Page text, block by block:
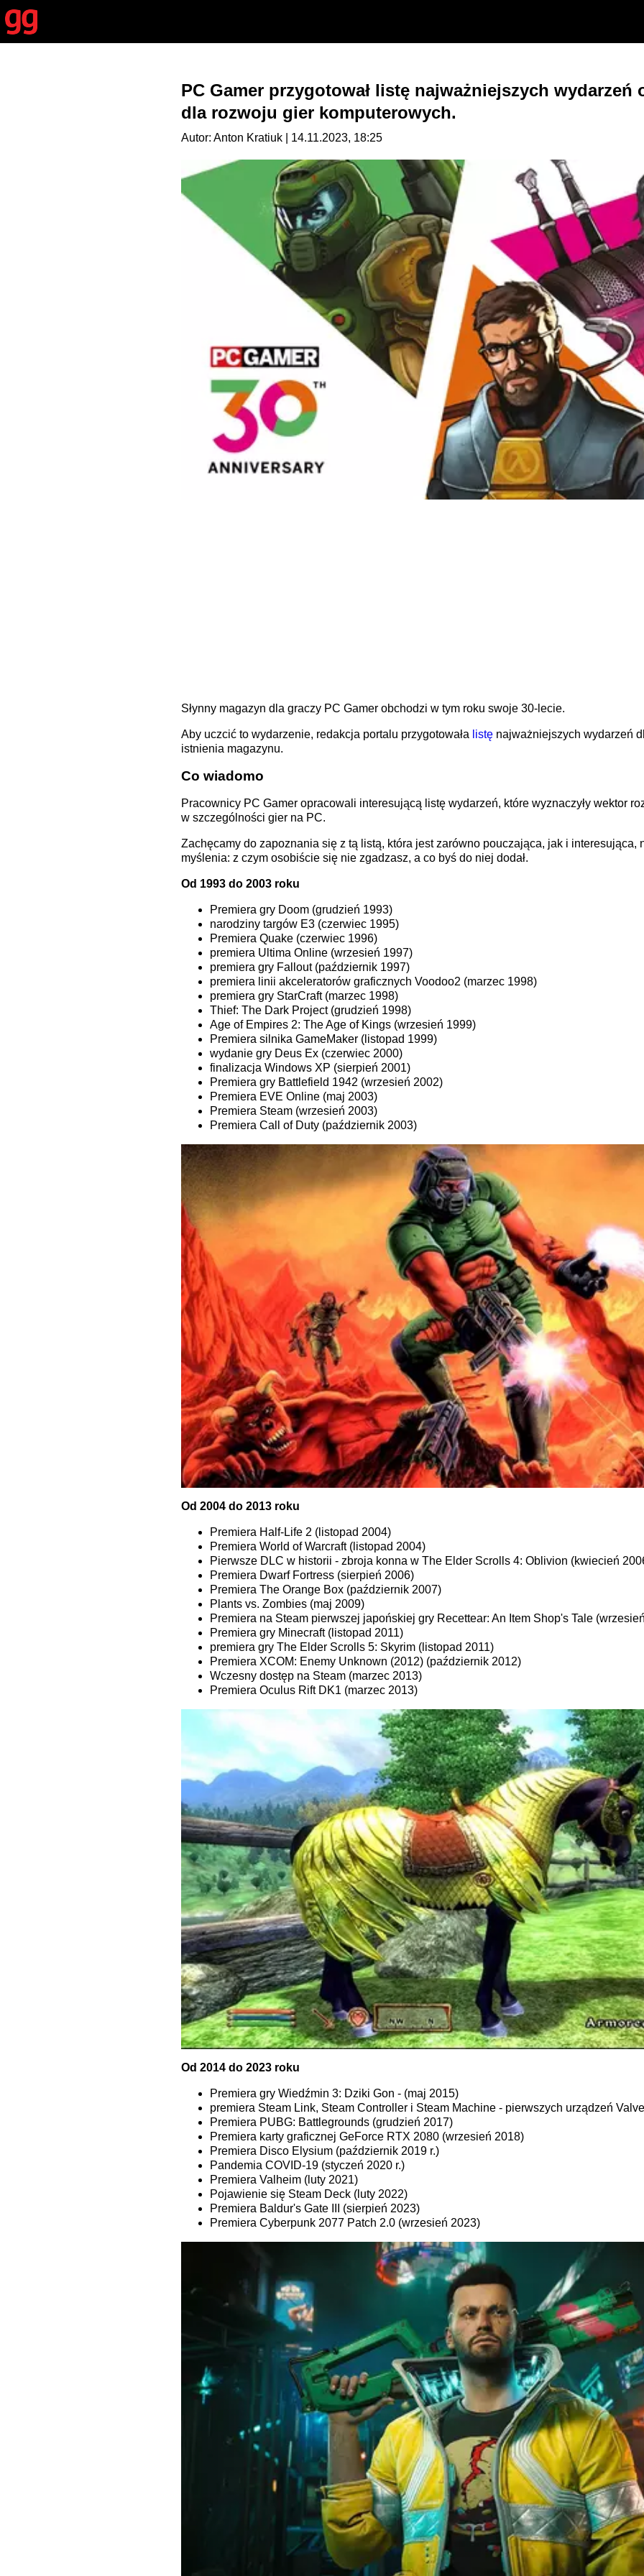
PC Gamer przygotował listę najważniejszych wydarzeń
dla rozwoju gier komputerowych.
Autor: Anton Kratiuk | 14.11.2023, 18:25
Słynny magazyn dla graczy PC Gamer obchodzi w tym roku swoje 30-lecie.
Aby uczcić to wydarzenie, redakcja portalu przygotowała listę najważniejszych wydarzeń
istnienia magazynu.
Co wiadomo
Pracownicy PC Gamer opracowali interesującą listę wydarzeń, które wyznaczyły wektor
w szczególności gier na PC.
Zachęcamy do zapoznania się z tą listą, która jest zarówno pouczająca, jak i interesująca,
myślenia: z czym osobiście się nie zgadzasz, a co byś do niej dodał.
Od 1993 do 2003 roku
Premiera gry Doom (grudzień 1993)
narodziny targów E3 (czerwiec 1995)
Premiera Quake (czerwiec 1996)
premiera Ultima Online (wrzesień 1997)
premiera gry Fallout (październik 1997)
premiera linii akceleratorów graficznych Voodoo2 (marzec 1998)
premiera gry StarCraft (marzec 1998)
Thief: The Dark Project (grudzień 1998)
Age of Empires 2: The Age of Kings (wrzesień 1999)
Premiera silnika GameMaker (listopad 1999)
wydanie gry Deus Ex (czerwiec 2000)
finalizacja Windows XP (sierpień 2001)
Premiera gry Battlefield 1942 (wrzesień 2002)
Premiera EVE Online (maj 2003)
Premiera Steam (wrzesień 2003)
Premiera Call of Duty (październik 2003)
Od 2004 do 2013 roku
Premiera Half-Life 2 (listopad 2004)
Premiera World of Warcraft (listopad 2004)
Pierwsze DLC w historii - zbroja konna w The Elder Scrolls 4: Oblivion (kwiecień
Premiera Dwarf Fortress (sierpień 2006)
Premiera The Orange Box (październik 2007)
Plants vs. Zombies (maj 2009)
Premiera na Steam pierwszej japońskiej gry Recettear: An Item Shop's Tale
Premiera gry Minecraft (listopad 2011)
premiera gry The Elder Scrolls 5: Skyrim (listopad 2011)
Premiera XCOM: Enemy Unknown (2012) (październik 2012)
Wczesny dostęp na Steam (marzec 2013)
Premiera Oculus Rift DK1 (marzec 2013)
Od 2014 do 2023 roku
Premiera gry Wiedźmin 3: Dziki Gon - (maj 2015)
premiera Steam Link, Steam Controller i Steam Machine - pierwszych urządzeń
Premiera PUBG: Battlegrounds (grudzień 2017)
Premiera karty graficznej GeForce RTX 2080 (wrzesień 2018)
Premiera Disco Elysium (październik 2019 r.)
Pandemia COVID-19 (styczeń 2020 r.)
Premiera Valheim (luty 2021)
Pojawienie się Steam Deck (luty 2022)
Premiera Baldur's Gate III (sierpień 2023)
Premiera Cyberpunk 2077 Patch 2.0 (wrzesień 2023)